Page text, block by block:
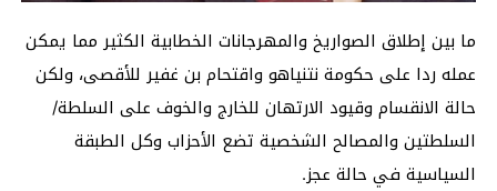
ما بين إطلاق الصواريخ والمهرجانات الخطابية الكثير مما يمكن
عمله ردا على حكومة نتنياهو واقتحام بن غفير للأقصى، ولكن
حالة الانقسام وقيود الارتهان للخارج والخوف على السلطة/
السلطتين والمصالح الشخصية تضع الأحزاب وكل الطبقة
السياسية في حالة عجز.